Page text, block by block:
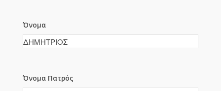
Όνομα
Όνομα Πατρός